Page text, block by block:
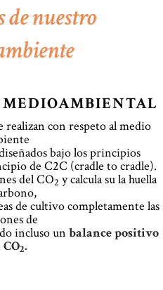
nuestro
realizan con respeto al medio
bajo los principios
de C2C (cradle to cradle).
del CO2 y calcula su la huella
de cultivo completamente las
de
incluso un balance positivo
2.